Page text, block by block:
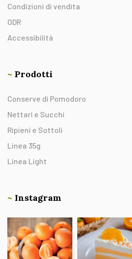
Condizioni di vendita
ODR
Accessibilità
~ Prodotti
Conserve di Pomodoro
Nettari e Succhi
Ripieni e Sottoli
Linea 35g
Linea Light
~ Instagram